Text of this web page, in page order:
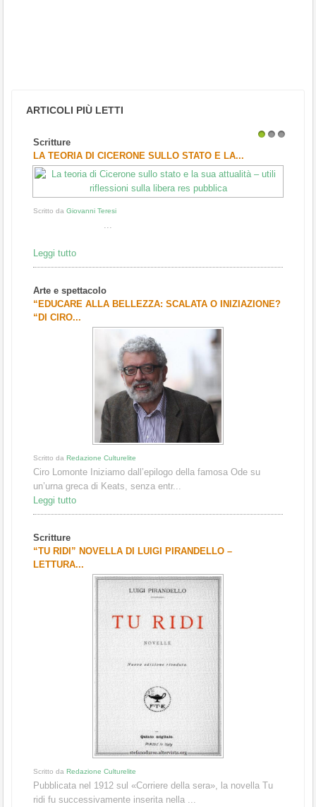
ARTICOLI PIÙ LETTI
Scritture
LA TEORIA DI CICERONE SULLO STATO E LA...
Scritto da Giovanni Teresi
...
Leggi tutto
Arte e spettacolo
“EDUCARE ALLA BELLEZZA: SCALATA O INIZIAZIONE?
“DI CIRO...
Scritto da Redazione Culturelite
Ciro Lomonte Iniziamo dall’epilogo della famosa Ode su
un’urna greca di Keats, senza entr...
Leggi tutto
Scritture
“TU RIDI” NOVELLA DI LUIGI PIRANDELLO –
LETTURA...
Scritto da Redazione Culturelite
Pubblicata nel 1912 sul «Corriere della sera», la novella Tu
ridi fu successivamente inserita nella ...